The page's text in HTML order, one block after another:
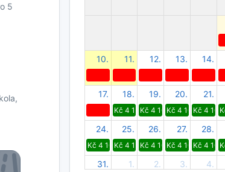
5
10. 11. 12. 13. 14.
17. 18.
Kč 4 100
19.
Kč 4 100
20.
Kč 4 100
21.
Kč 4 100
24.
Kč 4 100
25.
Kč 4 100
26.
Kč 4 100
27.
Kč 4 100
28.
Kč 4 100
31. 1. 2. 3. 4.